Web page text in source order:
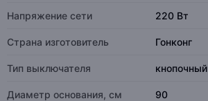
Напряжение сети 220 Вт
Страна изготовитель Гонконг
Тип выключателя кнопочный
Диаметр основания, см 90